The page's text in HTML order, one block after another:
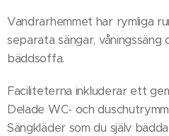
Vandrarhemmet har rymliga
separata sängar, våningssäng
bäddsoffa.
Faciliteterna inkluderar ett
Delade WC- och
Sängkläder som du själv